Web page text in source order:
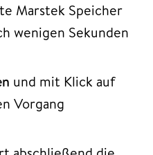
Marstek Speicher
wenigen Sekunden
und mit Klick auf
Vorgang